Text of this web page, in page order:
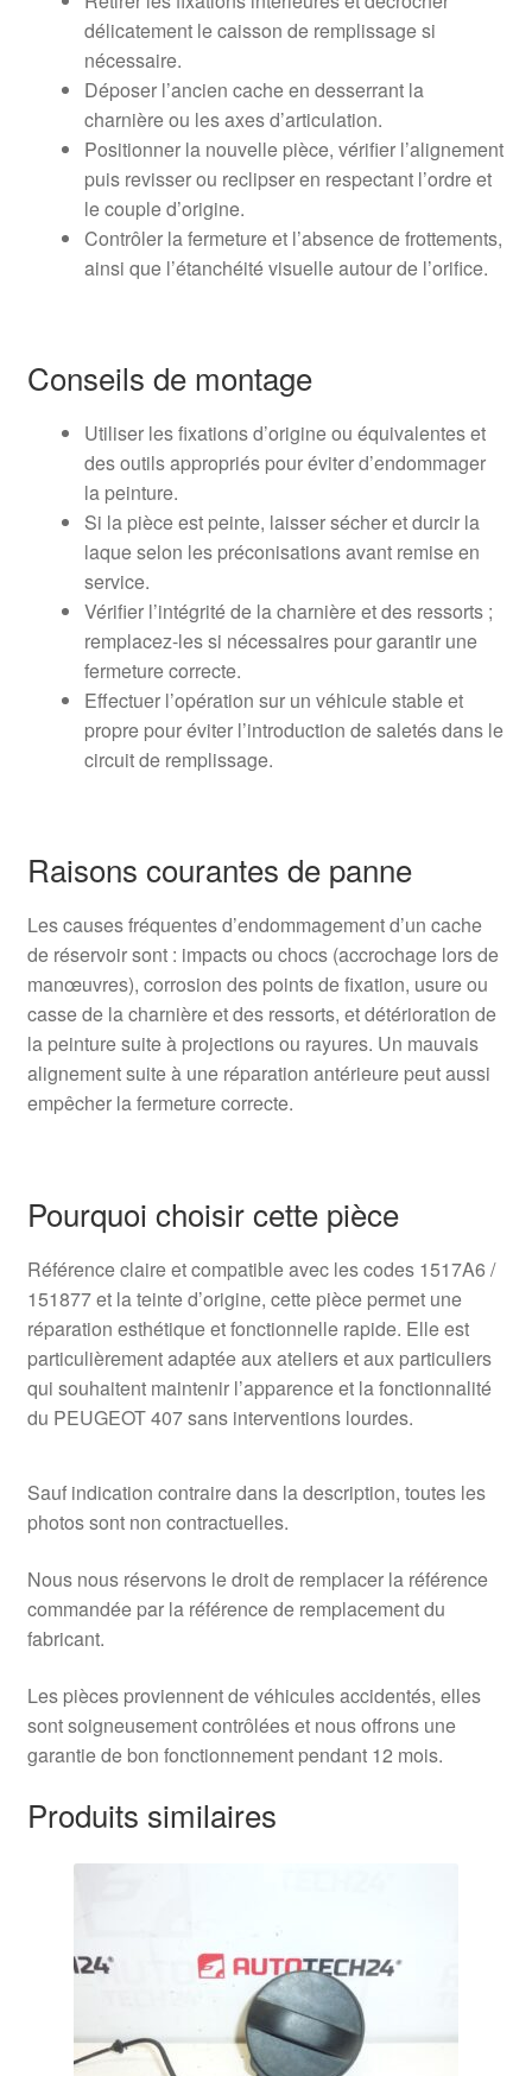
délicatement le caisson de remplissage si
nécessaire.
Déposer l’ancien cache en desserrant la
charnière ou les axes d’articulation.
Positionner la nouvelle pièce, vérifier l’alignement
puis revisser ou reclipser en respectant l’ordre et
le couple d’origine.
Contrôler la fermeture et l’absence de frottements,
ainsi que l’étanchéité visuelle autour de l’orifice.
Conseils de montage
Utiliser les fixations d’origine ou équivalentes et
des outils appropriés pour éviter d’endommager
la peinture.
Si la pièce est peinte, laisser sécher et durcir la
laque selon les préconisations avant remise en
service.
Vérifier l’intégrité de la charnière et des ressorts ;
remplacez-les si nécessaires pour garantir une
fermeture correcte.
Effectuer l’opération sur un véhicule stable et
propre pour éviter l’introduction de saletés dans le
circuit de remplissage.
Raisons courantes de panne
Les causes fréquentes d’endommagement d’un cache
de réservoir sont : impacts ou chocs (accrochage lors de
manœuvres), corrosion des points de fixation, usure ou
casse de la charnière et des ressorts, et détérioration de
la peinture suite à projections ou rayures. Un mauvais
alignement suite à une réparation antérieure peut aussi
empêcher la fermeture correcte.
Pourquoi choisir cette pièce
Référence claire et compatible avec les codes 1517A6 /
151877 et la teinte d’origine, cette pièce permet une
réparation esthétique et fonctionnelle rapide. Elle est
particulièrement adaptée aux ateliers et aux particuliers
qui souhaitent maintenir l’apparence et la fonctionnalité
du PEUGEOT 407 sans interventions lourdes.
Sauf indication contraire dans la description, toutes les
photos sont non contractuelles.
Nous nous réservons le droit de remplacer la référence
commandée par la référence de remplacement du
fabricant.
Les pièces proviennent de véhicules accidentés, elles
sont soigneusement contrôlées et nous offrons une
garantie de bon fonctionnement pendant 12 mois.
Produits similaires